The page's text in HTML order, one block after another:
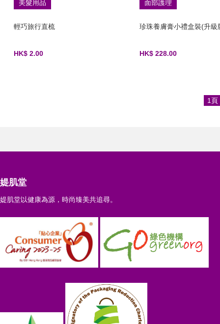
美髮用品
輕巧旅行直梳
HK$ 2.00
面部護理
珍珠養膚膏小禮盒裝(升級
HK$ 228.00
1頁
媞肌堂
媞肌堂以健康為源，時尚臻美共追尋。